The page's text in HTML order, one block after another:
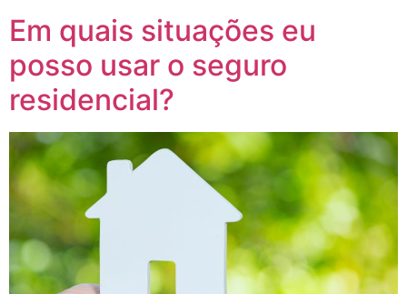
Em quais situações eu
posso usar o seguro
residencial?